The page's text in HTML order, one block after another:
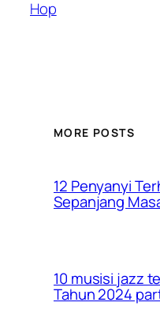
Hop
MORE POSTS
12 Penyanyi
Sepanjang
10 musisi jazz
Tahun 2024